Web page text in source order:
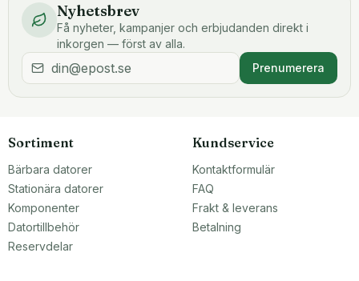
Nyhetsbrev
Få nyheter, kampanjer och erbjudanden direkt i
inkorgen — först av alla.
Prenumerera
Sortiment
Bärbara datorer
Stationära datorer
Komponenter
Datortillbehör
Reservdelar
Kundservice
Kontaktformulär
FAQ
Frakt & leverans
Betalning